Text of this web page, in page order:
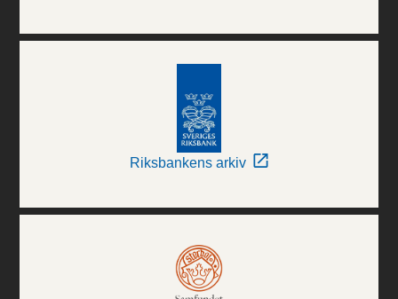
Riksbankens arkiv